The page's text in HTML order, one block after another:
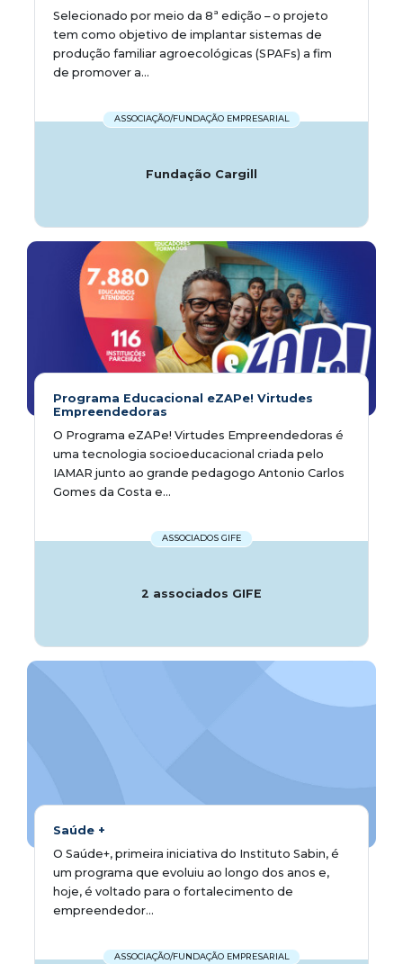
Selecionado por meio da 8ª edição – o projeto
tem como objetivo de implantar sistemas de
produção familiar agroecológicas (SPAFs) a fim
de promover a...
ASSOCIAÇÃO/FUNDAÇÃO EMPRESARIAL
Fundação Cargill
Programa Educacional eZAPe! Virtudes
Empreendedoras
O Programa eZAPe! Virtudes Empreendedoras é
uma tecnologia socioeducacional criada pelo
IAMAR junto ao grande pedagogo Antonio Carlos
Gomes da Costa e...
ASSOCIADOS GIFE
2 associados GIFE
Saúde +
O Saúde+, primeira iniciativa do Instituto Sabin, é
um programa que evoluiu ao longo dos anos e,
hoje, é voltado para o fortalecimento de
empreendedor...
ASSOCIAÇÃO/FUNDAÇÃO EMPRESARIAL